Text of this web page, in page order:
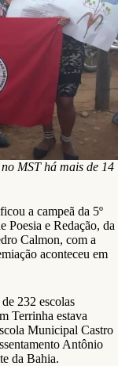
MST há mais de 14
a campeã da 5º
Poesia e Redação, da
Calmon, com a
aconteceu em
232 escolas
Terrinha estava
Municipal Castro
Antônio
da Bahia.